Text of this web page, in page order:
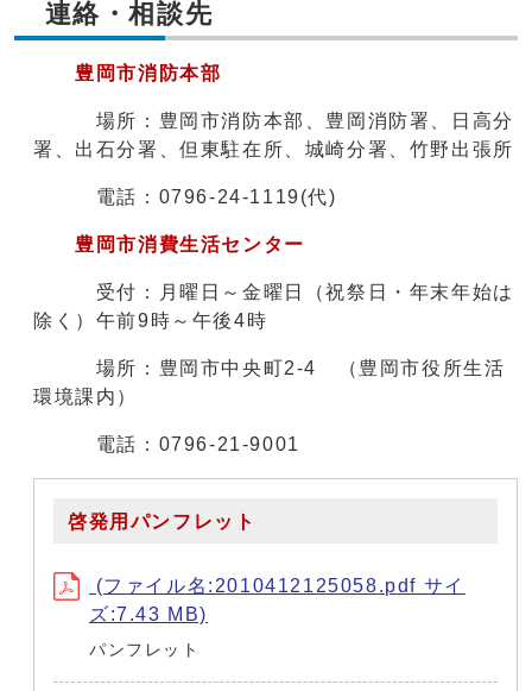
連絡・相談先
豊岡市消防本部
場所：豊岡市消防本部、豊岡消防署、日高分
署、出石分署、但東駐在所、城崎分署、竹野出張所
電話：0796-24-1119(代)
豊岡市消費生活センター
受付：月曜日～金曜日（祝祭日・年末年始は
除く）午前9時～午後4時
場所：豊岡市中央町2-4 （豊岡市役所生活
環境課内）
電話：0796-21-9001
啓発用パンフレット
(ファイル名:2010412125058.pdf サイ
ズ:7.43 MB)
パンフレット